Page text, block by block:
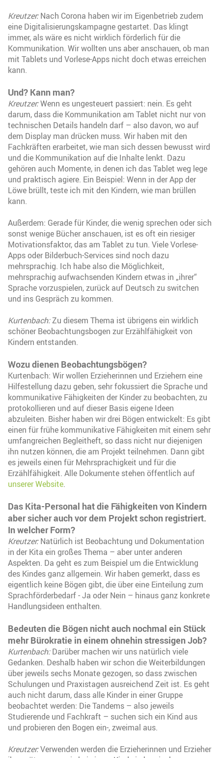
Kreutzer:Nach Corona haben wir im Eigenbetrieb zudem
eine Digitalisierungskampagne gestartet. Das klingt
immer, als wäre es nicht wirklich förderlich für die
Kommunikation. Wir wollten uns aber anschauen, ob man
mit Tablets und Vorlese-Apps nicht doch etwas erreichen
kann.
Und? Kann man?
Kreutzer:Wenn es ungesteuert passiert: nein. Es geht
darum, dass die Kommunikation am Tablet nicht nur von
technischen Details handeln darf – also davon, wo auf
dem Display man drücken muss. Wir haben mit den
Fachkräften erarbeitet, wie man sich dessen bewusst wird
und die Kommunikation auf die Inhalte lenkt. Dazu
gehören auch Momente, in denen ich das Tablet weg lege
und praktisch agiere. Ein Beispiel: Wenn in der App der
Löwe brüllt, teste ich mit den Kindern, wie man brüllen
kann.
Außerdem: Gerade für Kinder, die wenig sprechen oder sich
sonst wenige Bücher anschauen, ist es oft ein riesiger
Motivationsfaktor, das am Tablet zu tun. Viele Vorlese-
Apps oder Bilderbuch-Services sind noch dazu
mehrsprachig. Ich habe also die Möglichkeit,
mehrsprachig aufwachsenden Kindern etwas in „ihrer“
Sprache vorzuspielen, zurück auf Deutsch zu switchen
und ins Gespräch zu kommen.
Kurtenbach:Zu diesem Thema ist übrigens ein wirklich
schöner Beobachtungsbogen zur Erzählfähigkeit von
Kindern entstanden.
Wozu dienen Beobachtungsbögen?
Kurtenbach: Wir wollen Erzieherinnen und Erziehern eine
Hilfestellung dazu geben, sehr fokussiert die Sprache und
kommunikative Fähigkeiten der Kinder zu beobachten, zu
protokollieren und auf dieser Basis eigene Ideen
abzuleiten. Bisher haben wir drei Bögen entwickelt: Es gibt
einen für frühe kommunikative Fähigkeiten mit einem sehr
umfangreichen Begleitheft, so dass nicht nur diejenigen
ihn nutzen können, die am Projekt teilnehmen. Dann gibt
es jeweils einen für Mehrsprachigkeit und für die
Erzählfähigkeit. Alle Dokumente stehen öffentlich auf
unserer Website.
Das Kita-Personal hat die Fähigkeiten von Kindern
aber sicher auch vor dem Projekt schon registriert.
In welcher Form?
Kreutzer:Natürlich ist Beobachtung und Dokumentation
in der Kita ein großes Thema – aber unter anderen
Aspekten. Da geht es zum Beispiel um die Entwicklung
des Kindes ganz allgemein. Wir haben gemerkt, dass es
eigentlich keine Bögen gibt, die über eine Einteilung zum
Sprachförderbedarf - Ja oder Nein – hinaus ganz konkrete
Handlungsideen enthalten.
Bedeuten die Bögen nicht auch nochmal ein Stück
mehr Bürokratie in einem ohnehin stressigen Job?
Kurtenbach:Darüber machen wir uns natürlich viele
Gedanken. Deshalb haben wir schon die Weiterbildungen
über jeweils sechs Monate gezogen, so dass zwischen
Schulungen und Praxistagen ausreichend Zeit ist. Es geht
auch nicht darum, dass alle Kinder in einer Gruppe
beobachtet werden: Die Tandems – also jeweils
Studierende und Fachkraft – suchen sich ein Kind aus
und probieren den Bogen ein-, zweimal aus.
Kreutzer:Verwenden werden die Erzieherinnen und Erzieher